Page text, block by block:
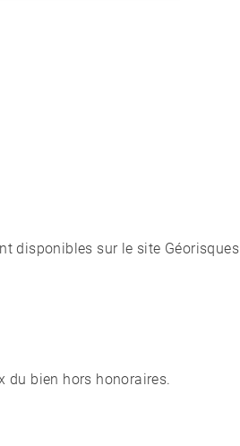
disponibles sur le site Géorisques
du bien hors honoraires.